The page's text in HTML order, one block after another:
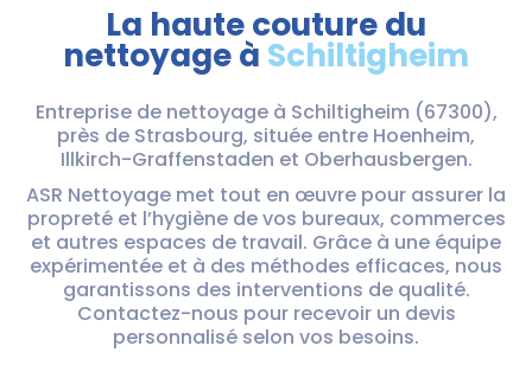
La haute couture du
nettoyage à Schiltigheim
Entreprise de nettoyage à Schiltigheim (67300),
près de Strasbourg, située entre Hoenheim,
Illkirch-Graffenstaden et Oberhausbergen.
ASR Nettoyage met tout en œuvre pour assurer la
propreté et l’hygiène de vos bureaux, commerces
et autres espaces de travail. Grâce à une équipe
expérimentée et à des méthodes efficaces, nous
garantissons des interventions de qualité.
Contactez-nous pour recevoir un devis
personnalisé selon vos besoins.